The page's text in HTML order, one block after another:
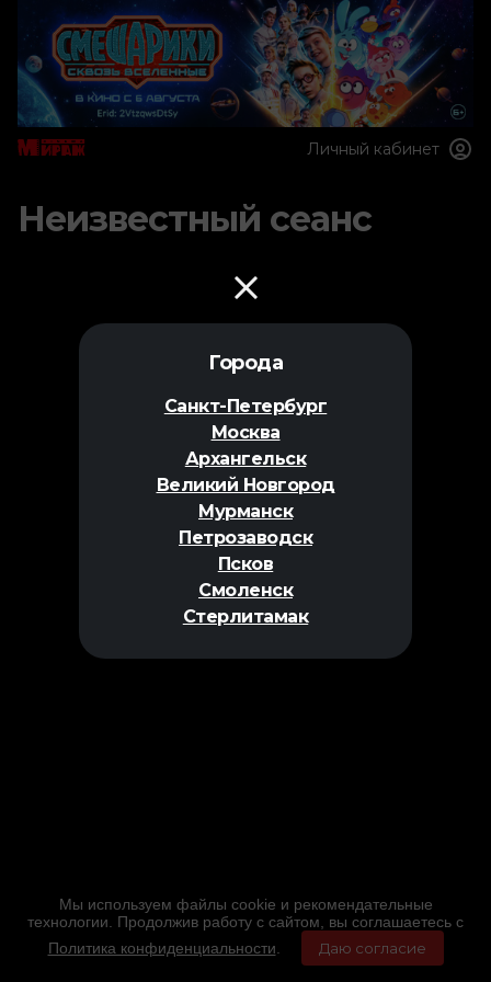
Города
Санкт-Петербург
Москва
Архангельск
Великий Новгород
Мурманск
Петрозаводск
Псков
Смоленск
Стерлитамак
Личный кабинет
Неизвестный сеанс
Мы используем файлы cookie и рекомендательные
технологии. Продолжив работу с сайтом, вы соглашаетесь с
Политика конфиденциальности
Даю согласие